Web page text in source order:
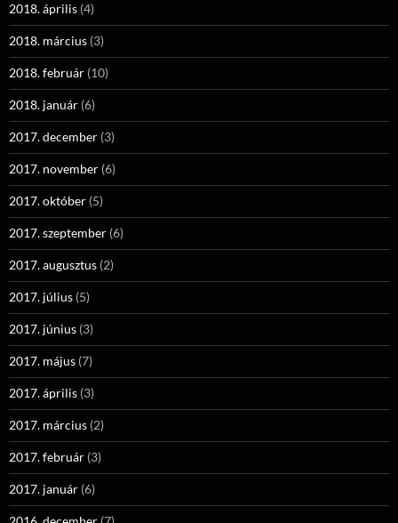
2018. április (4)
2018. március (3)
2018. február (10)
2018. január (6)
2017. december (3)
2017. november (6)
2017. október (5)
2017. szeptember (6)
2017. augusztus (2)
2017. július (5)
2017. június (3)
2017. május (7)
2017. április (3)
2017. március (2)
2017. február (3)
2017. január (6)